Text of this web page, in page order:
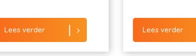
Lees verder Lees verder